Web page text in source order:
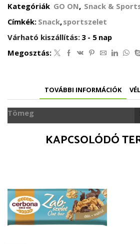
Kategóriák GO ON, Snack &
Címkék: Snack,sportszelet
Várható kiszállítás: 3 - 5 nap
Megosztás:
TOVÁBBI INFORMÁCIÓK
Tömeg
KAPCSOLÓDÓ